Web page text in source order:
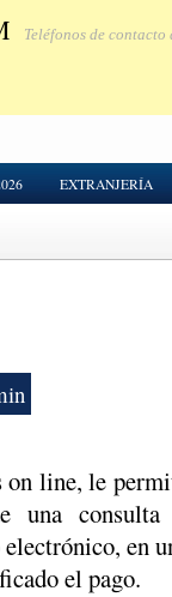
Teléfonos de
EXTRANJERÍA
line, le
consulta
en
el pago.